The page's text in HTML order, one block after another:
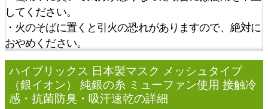
してください。
・火のそばに置くと引火の恐れがありますので、絶対に
おやめください。
ハイブリックス 日本製マスク メッシュタイプ
（銀イオン） 純銀の糸 ミューファン使用 接触冷
感・抗菌防臭・吸汗速乾の詳細